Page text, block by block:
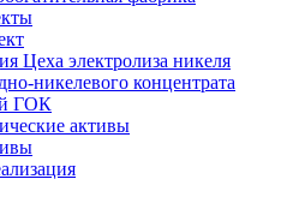
Цеха электролиза никеля
никелевого концентрата
ГОК
активы